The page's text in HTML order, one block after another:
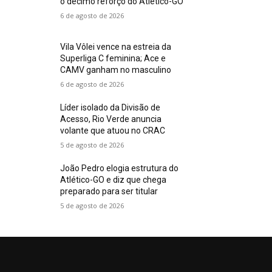
6 de agosto de 2026
Vila Vôlei vence na estreia da
Superliga C feminina; Ace e
CAMV ganham no masculino
6 de agosto de 2026
Líder isolado da Divisão de
Acesso, Rio Verde anuncia
volante que atuou no CRAC
5 de agosto de 2026
João Pedro elogia estrutura do
Atlético-GO e diz que chega
preparado para ser titular
5 de agosto de 2026